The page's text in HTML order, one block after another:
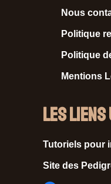
Nous
Politique
Politique
Mentions
Les
Tutoriels pour
Site des